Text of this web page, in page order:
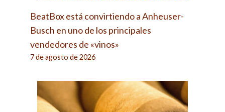
BeatBox está convirtiendo a Anheuser-
Busch en uno de los principales
vendedores de «vinos»
7 de agosto de 2026